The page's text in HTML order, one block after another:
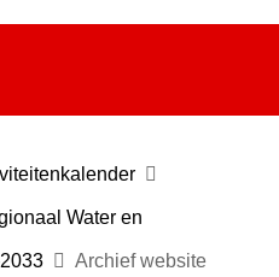
Water en
Archief website